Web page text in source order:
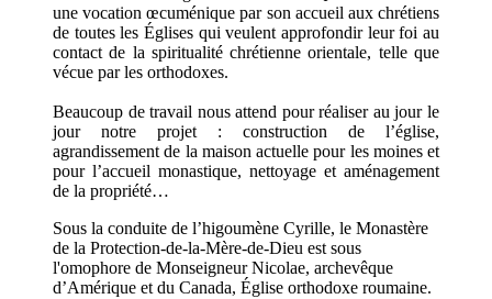
une vocation œcuménique par son accueil aux chrétiens
de toutes les Églises qui veulent approfondir leur foi au
contact de la spiritualité chrétienne orientale, telle que
vécue par les orthodoxes.
Beaucoup de travail nous attend pour réaliser au jour le
jour notre projet : construction de l’église,
agrandissement de la maison actuelle pour les moines et
pour l’accueil monastique, nettoyage et aménagement
de la propriété…
Sous la conduite de l’higoumène Cyrille, le Monastère
de la Protection-de-la-Mère-de-Dieu est sous
l'omophore de Monseigneur Nicolae, archevêque
d’Amérique et du Canada, Église orthodoxe roumaine.